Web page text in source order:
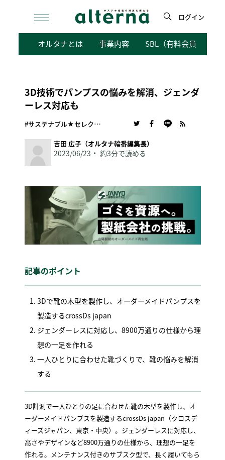
検
ログイン
オルタナとは 事業内容 SBL（有料会員向けサ
3D技術でパンプスの悩みを解消、ジェンダ
ーレス対応も
#サステナブル★セレクション
吉田 広子（オルタナ輪番編集長）
2023/06/23 約3分で読める
記事のポイント
3Dで靴の木型を製作し、オーダーメイドパンプスを
製造するcrossDs japan
ジェンダーレスに対応し、8900万通りの仕様から理
想の一足を作れる
一人ひとりに合わせた靴づくりで、靴の悩みを解消
する
3D計測で一人ひとりの足に合わせた靴の木型を製作し、オ
ーダーメイドパンプスを製造するcrossDs japan（クロスデ
ィーズジャパン、東京・中央）。ジェンダーレスに対応し、
高さやデザインなど8900万通りの仕様から、理想の一足を
作れる。メンテナンス付きのサブスク型で、長く履いてもら